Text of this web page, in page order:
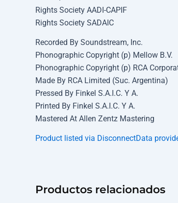
Rights Society AADI-CAPIF
Rights Society SADAIC
Recorded By Soundstream, Inc.
Phonographic Copyright (p) Mellow B.V.
Phonographic Copyright (p) RCA
Made By RCA Limited (Suc. Argentina)
Pressed By Finkel S.A.I.C. Y A.
Printed By Finkel S.A.I.C. Y A.
Mastered At Allen Zentz Mastering
Product listed via DisconnectData
Productos relacionados